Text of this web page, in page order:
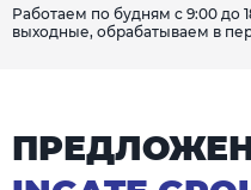
Работаем по будням с 9:00 до
выходные, обрабатываем в